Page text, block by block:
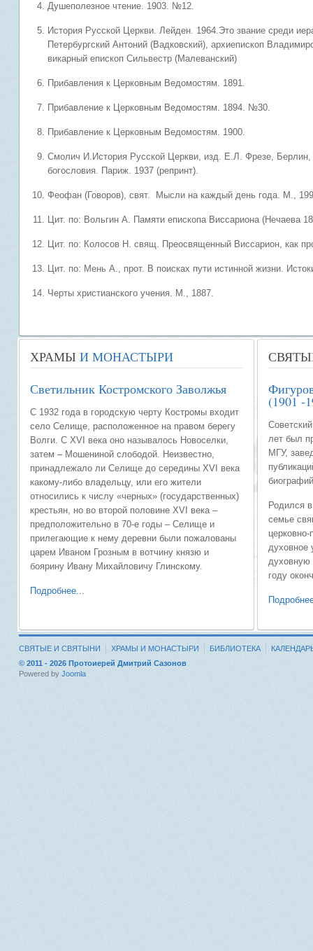
Душеполезное чтение. 1903. №12.
История Русской Церкви. Лейден. 1964.Это звание среди
Петербургский Антоний (Вадковский), архиепископ
викарный епископ Сильвестр (Малеванский)
Прибавления к Церковным Ведомостям. 1891.
Прибавление к Церковным Ведомостям. 1894. №30.
Прибавление к Церковным Ведомостям. 1900.
Смолич И.История Русской Церкви, изд. Е.Л. Фрезе, Берлин,
богословия. Париж. 1937 (репринт).
Феофан (Говоров), свят. Мысли на каждый день года. М.,
Цит. по: Вольгин А. Памяти епископа Виссариона (Нечаева
Цит. по: Колосов Н. свящ. Преосвященный Виссарион, как
Цит. по: Мень А., прот. В поисках пути истинной жизни.
Черты христианского учения. М., 1887.
ХРАМЫ И МОНАСТЫРИ
Светильник Костромского Заволжья
С 1932 года в городскую черту Костромы входит
село Селище, расположенное на правом берегу
Волги. С XVI века оно называлось Новоселки,
затем – Мошениной слободой. Неизвестно,
принадлежало ли Селище до середины ХVI века
какому-либо владельцу, или его жители
относились к числу «черных» (государственных)
крестьян, но во второй половине ХVI века –
предположительно в 70-е годы – Селище и
прилегающие к нему деревни были пожалованы
царем Иваном Грозным в вотчину князю и
боярину Ивану Михайловичу Глинскому.
Подробнее...
(1901 -
лет был
МГУ,
Родился
семье
духовное
духовную
году
СВЯТЫЕ И СВЯТЫНИ ХРАМЫ И МОНАСТЫРИ БИБЛИОТЕКА
© 2011 - 2026 Протоиерей Дмитрий Сазонов
Powered by Joomla